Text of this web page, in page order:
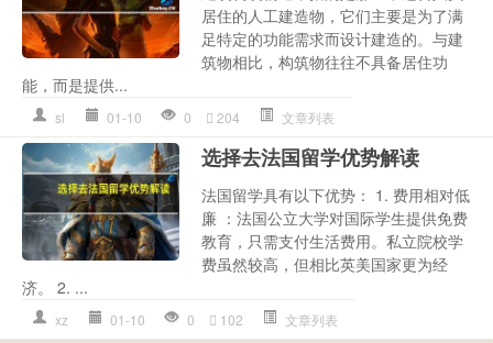
居住的人工建造物，它们主要是为了满
足特定的功能需求而设计建造的。与建
筑物相比，构筑物往往不具备居住功
能，而是提供...
sl 01-10 0 204 文章列表
选择去法国留学优势解读
法国留学具有以下优势： 1. 费用相对低
廉 ：法国公立大学对国际学生提供免费
教育，只需支付生活费用。私立院校学
费虽然较高，但相比英美国家更为经
济。 2. ...
xz 01-10 0 102 文章列表